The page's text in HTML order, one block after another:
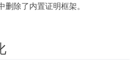
删除了内置证明框架。